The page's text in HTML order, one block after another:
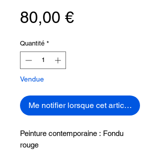
80,00 €Prix
Quantité *
Vendue
Me notifier lorsque cet article est
Peinture contemporaine : Fondu
rouge